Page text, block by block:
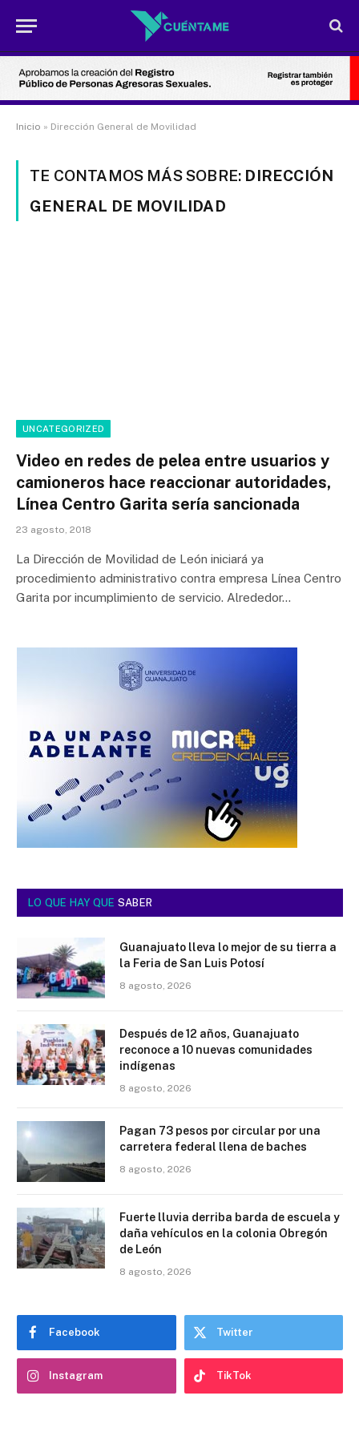
Inicio » Dirección General de Movilidad
TE CONTAMOS MÁS SOBRE: DIRECCIÓN
GENERAL DE MOVILIDAD
UNCATEGORIZED
Video en redes de pelea entre usuarios y
camioneros hace reaccionar autoridades,
Línea Centro Garita sería sancionada
23 agosto, 2018
La Dirección de Movilidad de León iniciará ya
procedimiento administrativo contra empresa Línea Centro
Garita por incumplimiento de servicio. Alrededor…
LO QUE HAY QUE SABER
Guanajuato lleva lo mejor de su tierra a
la Feria de San Luis Potosí
8 agosto, 2026
Después de 12 años, Guanajuato
reconoce a 10 nuevas comunidades
indígenas
8 agosto, 2026
Pagan 73 pesos por circular por una
carretera federal llena de baches
8 agosto, 2026
Fuerte lluvia derriba barda de escuela y
daña vehículos en la colonia Obregón
de León
8 agosto, 2026
Facebook Twitter
Instagram TikTok